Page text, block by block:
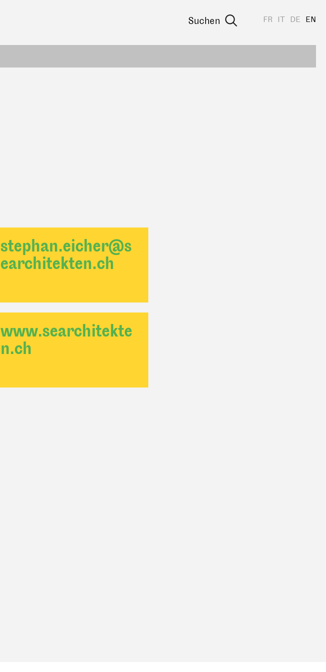
Suchen FR IT DE EN
stephan.eicher@s
earchitekten.ch
www.searchitekte
n.ch